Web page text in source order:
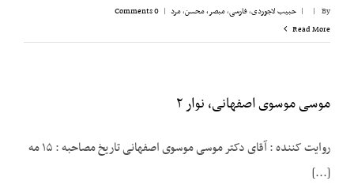
By
|
| حبیب لاجوردی,فارسی,مبصر، محسن,مرد |
0 Comments
Read More
موسی موسوی اصفهانی، نوار ۲
روایت کننده : آقای دکتر موسی موسوی اصفهانی تاریخ مصاحبه‌ : ۱۵ مه
[...]